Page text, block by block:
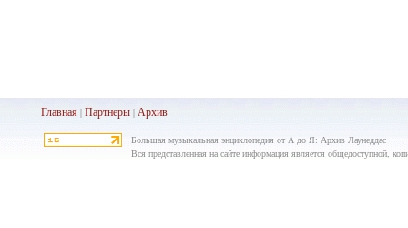
Главная| Партнеры| Архив
Большая музыкальная энциклопедия от А до Я: Архив Лаунеддас
Вся представленная на сайте информация является общедоступной,